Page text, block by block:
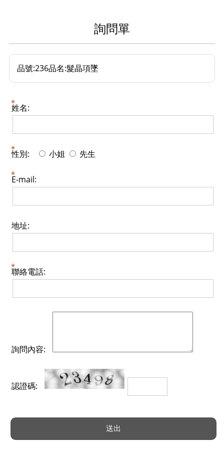
詢問單
品號:236品名:髮晶項墜
姓名:
性別: 小姐 先生
E-mail:
地址:
聯絡電話:
詢問內容:
認證碼: